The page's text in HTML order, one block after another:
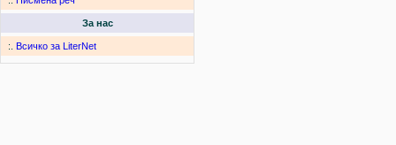
За нас
:. Всичко за LiterNet